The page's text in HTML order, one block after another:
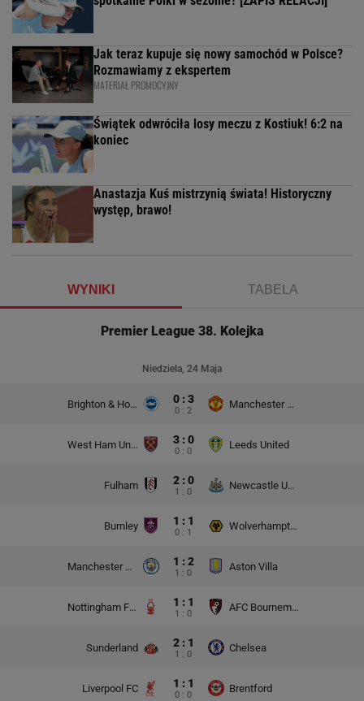
Jak teraz kupuje się nowy samochód w Polsce?
Rozmawiamy z ekspertem
MATERIAŁ PROMOCYJNY
Świątek odwróciła losy meczu z Kostiuk! 6:2 na
koniec
Anastazja Kuś mistrzynią świata! Historyczny
występ, brawo!
WYNIKI TABELA
Premier League 38. Kolejka
Niedziela, 24 Maja
Brighton & Hove Albion 0 : 3
0 : 2
Manchester United
West Ham United 3 : 0
0 : 0
Leeds United
Fulham 2 : 0
1 : 0
Newcastle United
Burnley 1 : 1
0 : 1
Wolverhampton Wanderers
Manchester City 1 : 2
1 : 0
Aston Villa
Nottingham Forest 1 : 1
1 : 0
AFC Bournemouth
Sunderland 2 : 1
1 : 0
Chelsea
Liverpool FC 1 : 1
0 : 0
Brentford